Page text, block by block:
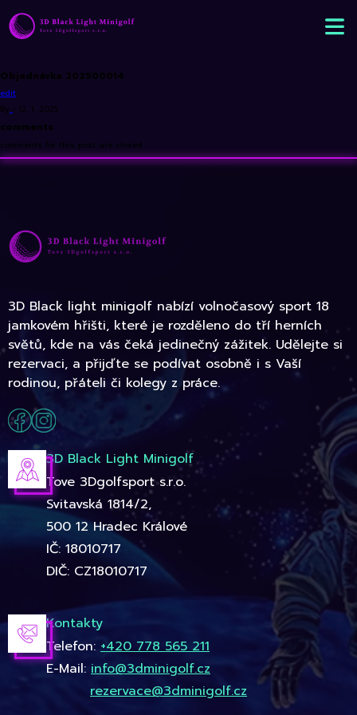
Objednávka 202500014
edit
By • 12. 1. 2025
comments
comments for this post are closed
3D Black light minigolf nabízí volnočasový sport 18
jamkovém hřišti, které je rozděleno do tří herních
světů, kde na vás čeká jedinečný zážitek. Udělejte si
rezervaci, a přijďte se podívat osobně i s Vaší
rodinou, přáteli či kolegy z práce.
3D Black Light Minigolf
Tove 3Dgolfsport s.r.o.
Svitavská 1814/2,
500 12 Hradec Králové
IČ: 18010717
DIČ: CZ18010717
Kontakty
Telefon: +420 778 565 211
E-Mail: info@3dminigolf.cz
rezervace@3dminigolf.cz